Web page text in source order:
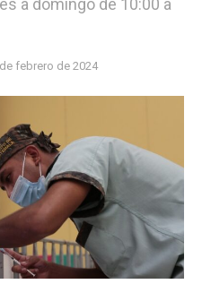
a domingo de 10:00 a
febrero de 2024